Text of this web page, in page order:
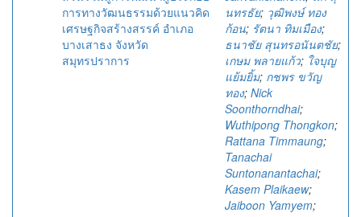
การทางวัฒนธรรมด้วยแนวคิด
เศรษฐกิจสร้างสรรค์ อำเภอ
บางเสาธง จังหวัด
สมุทรปราการ
นทรธัย; วุฒิพงษ์ ทอง
ก้อน; รัตนา ทิมเมือง;
ธนาชัย สุนทรอนันตชัย;
เกษม พลายแก้ว; ใจบุญ
แย้มยิ้ม; กชพร ขวัญ
ทอง; Nick
Soonthorndhai;
Wuthipong Thongkon;
Rattana Timmaung;
Tanachai
Suntonanantachai;
Kasem Plaikaew;
Jaiboon Yamyem;